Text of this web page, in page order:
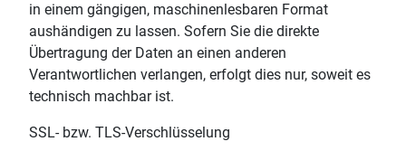
in einem gängigen, maschinenlesbaren Format
aushändigen zu lassen. Sofern Sie die direkte
Übertragung der Daten an einen anderen
Verantwortlichen verlangen, erfolgt dies nur, soweit es
technisch machbar ist.
SSL- bzw. TLS-Verschlüsselung